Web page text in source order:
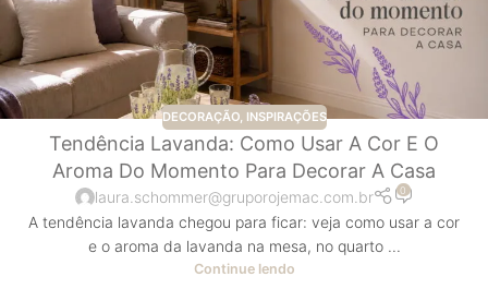
DECORAÇÃO, INSPIRAÇÕES
Tendência Lavanda: Como Usar A Cor E O
Aroma Do Momento Para Decorar A Casa
laura.schommer@gruporojemac.com.br 0
A tendência lavanda chegou para ficar: veja como usar a cor
e o aroma da lavanda na mesa, no quarto ...
Continue lendo